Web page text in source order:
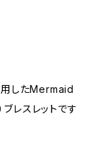
用したMermaid
レスレットです